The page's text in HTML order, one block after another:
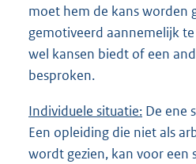
moet hem de kans worden
gemotiveerd aannemelijk
wel kansen biedt of een
besproken.
Individuele situatie: De ene
Een opleiding die niet als
wordt gezien, kan voor een